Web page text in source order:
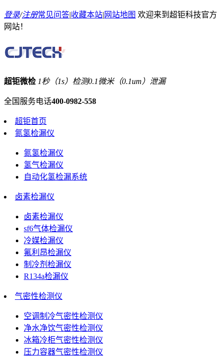
登录/注册常见问答|收藏本站| 网站地图 欢迎来到超钜科技官方
网站！
超钜微检 1秒（1s）检测0.1微米（0.1um）泄漏
全国服务电话400-0982-558
超钜首页
氮氢检漏仪
氮氢检漏仪
氢气检漏仪
自动化氢检漏系统
卤素检漏仪
卤素检漏仪
sf6气体检漏仪
冷媒检漏仪
氟利昂检漏仪
制冷剂检漏仪
R134a检漏仪
气密性检测仪
空调制冷气密性检测仪
净水净饮气密性检测仪
冰箱冷柜气密性检测仪
压力容器气密性检测仪